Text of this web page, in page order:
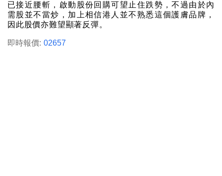
已接近腰斬，啟動股份回購可望止住跌勢，不過由於內
需股並不當炒，加上相信港人並不熟悉這個護膚品牌，
因此股價亦難望顯著反彈。
即時報價: 02657